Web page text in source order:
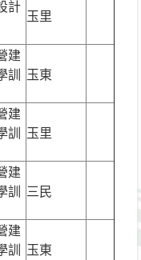
計
玉里
建
訓
玉東
建
訓
玉里
建
訓
三民
建
訓
玉東